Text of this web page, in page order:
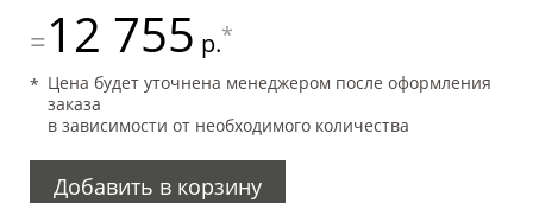
=12 755 р.*
Цена будет уточнена менеджером после оформления
заказа
в зависимости от необходимого количества
Добавить в корзину